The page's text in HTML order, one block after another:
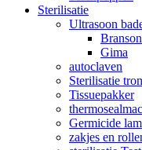
Sterilisatie
Ultrasoon
Branson
Gima
autoclaven
Sterilisatie
Tissuepakker
Germicide
zakjes en